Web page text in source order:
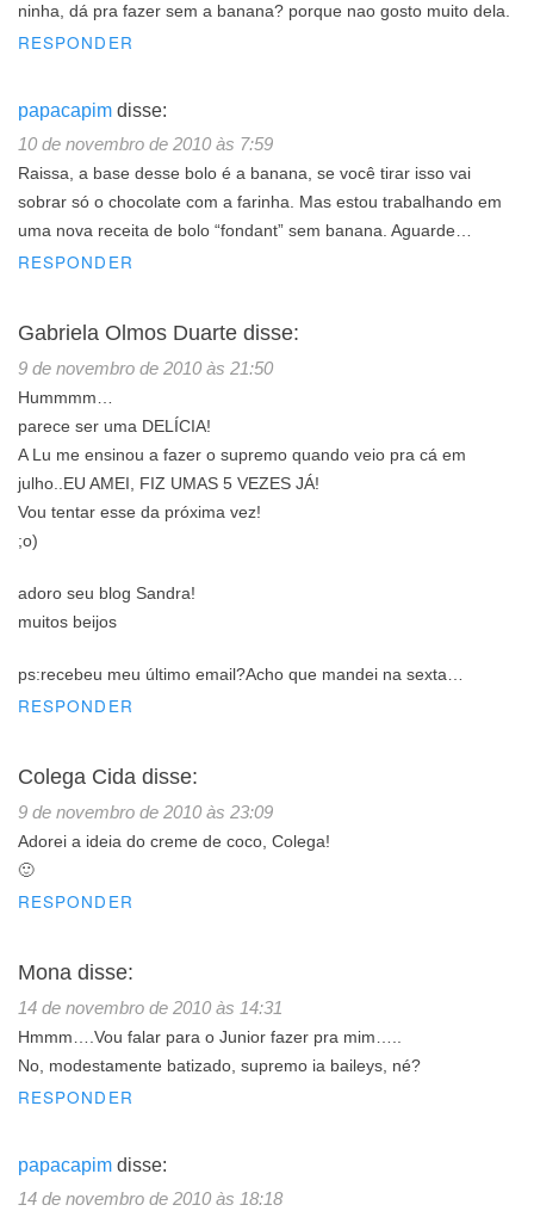
ninha, dá pra fazer sem a banana? porque nao gosto muito dela.
RESPONDER
papacapim disse:
10 de novembro de 2010 às 7:59
Raissa, a base desse bolo é a banana, se você tirar isso vai
sobrar só o chocolate com a farinha. Mas estou trabalhando em
uma nova receita de bolo “fondant” sem banana. Aguarde…
RESPONDER
Gabriela Olmos Duarte disse:
9 de novembro de 2010 às 21:50
Hummmm…
parece ser uma DELÍCIA!
A Lu me ensinou a fazer o supremo quando veio pra cá em
julho..EU AMEI, FIZ UMAS 5 VEZES JÁ!
Vou tentar esse da próxima vez!
;o)
adoro seu blog Sandra!
muitos beijos
ps:recebeu meu último email?Acho que mandei na sexta…
RESPONDER
Colega Cida disse:
9 de novembro de 2010 às 23:09
Adorei a ideia do creme de coco, Colega!
🙂
RESPONDER
Mona disse:
14 de novembro de 2010 às 14:31
Hmmm….Vou falar para o Junior fazer pra mim…..
No, modestamente batizado, supremo ia baileys, né?
RESPONDER
papacapim disse:
14 de novembro de 2010 às 18:18